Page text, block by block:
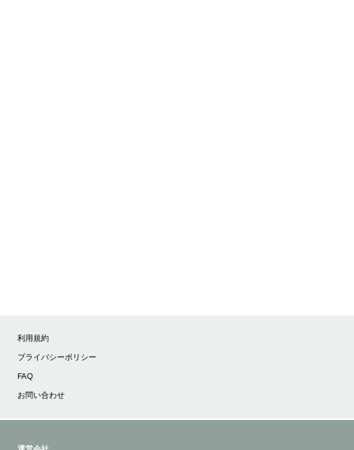
利用規約
プライバシーポリシー
FAQ
お問い合わせ